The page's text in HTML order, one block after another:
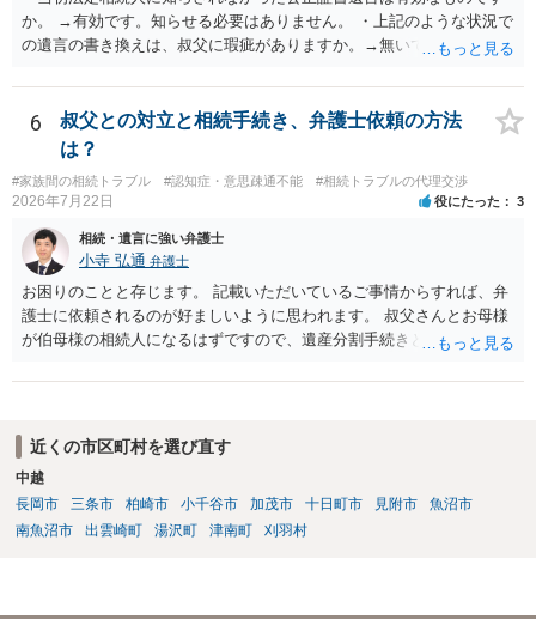
か。 →有効です。知らせる必要はありません。 ・上記のような状況で
の遺言の書き換えは、叔父に瑕疵がありますか。→無いです。 ・分割
ますか。 →本人が自由に決められますので、どこが妥当とは言えない
です。客観的な基準もありません。 ・できれば穏やかに、分割を拒否
することはできますか。 →分割を拒否するということは、遺産はいら
ないということでしょうか。遺言で、受取を指定されててもいらない
と拒否することはできます。理由を説明する必要はありません。
6
叔父との対立と相続手続き、弁護士依頼の方法
は？
#家族間の相続トラブル #認知症・意思疎通不能 #相続トラブルの代理交渉
2026年7月22日 役にたった 3
相続・遺言に強い弁護士
小寺 弘通 弁護士
お困りのことと存じます。 記載いただいているご事情からすれば、弁
護士に依頼されるのが好ましいように思われます。 叔父さんとお母様
が伯母様の相続人になるはずですので、遺産分割手続きという形でお
に呼ばれなかったことについて慰謝料を請求する」と言ってこられて
しょうから、こちらから積極的に動く必要はないように見受けられま
す。 仮に訴訟を起こされるなどした場合には、遺産分割手続きで依頼
される弁護士の方に対応をお願いするのが良いのではないでしょう
か。 以上ご参考にしていただければ幸いです。
近くの市区町村を選び直す
中越
長岡市
三条市 柏崎市 小千谷市 加茂市 十日町市 見附市
魚沼市
南魚沼市
出雲崎町 湯沢町 津南町 刈羽村